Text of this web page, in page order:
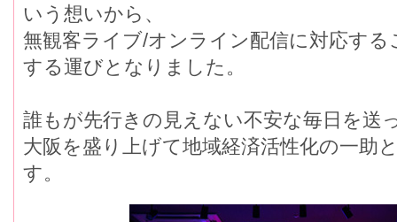
いう想いから、
無観客ライブ/オンライン配信に対応す
する運びとなりました。
誰もが先行きの見えない不安な毎日を送
大阪を盛り上げて地域経済活性化の一助
す。